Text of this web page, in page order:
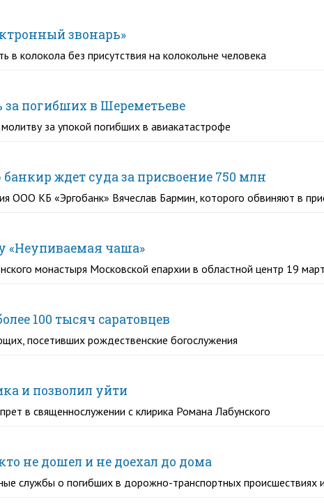
звонарь»
колокола без присутствия на колокольне человека
погибших в Шереметьеве
за упокой погибших в авиакатастрофе
ждет суда за присвоение 750 млн
ООО КБ «Эргобанк» Вячеслав Бармин, которого обвиняют в
«Неупиваемая чаша»
монастыря Московской епархии в областной центр 19
100 тысяч саратовцев
посетивших рождественские богослужения
и позволил уйти
в священнослужении с клирика Романа Лабунского
не дошел и не доехал до дома
службы о погибших в дорожно-транспортных